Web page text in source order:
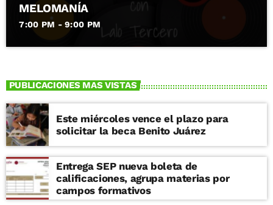
MELOMANÍA
7:00 PM - 9:00 PM
PUBLICACIONES MAS VISTAS
Este miércoles vence el plazo para
solicitar la beca Benito Juárez
Entrega SEP nueva boleta de
calificaciones, agrupa materias por
campos formativos